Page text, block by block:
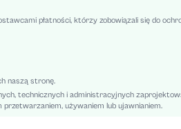
płatności, którzy zobowiązali się do
naszą stronę.
technicznych i administracyjnych
używaniem lub ujawnianiem.